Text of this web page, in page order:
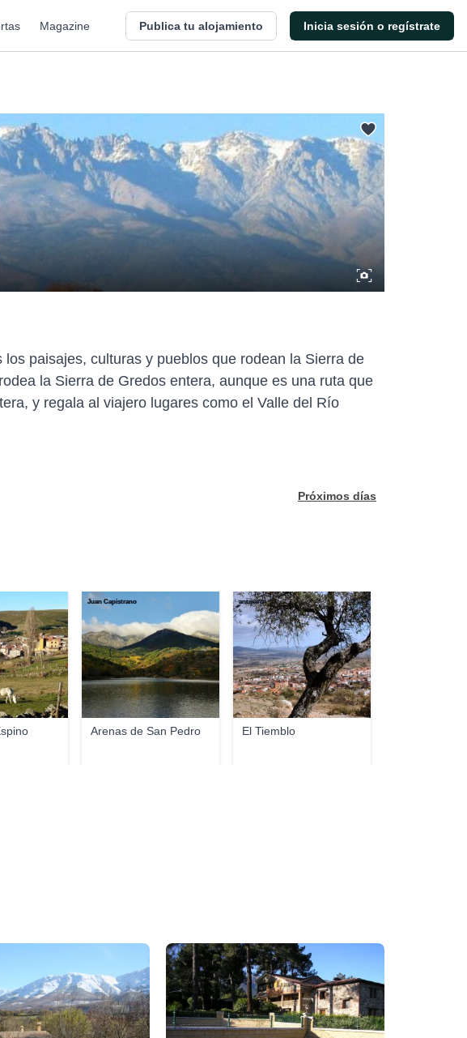
Magazine Publica tu alojamiento Inicia sesión o regístrate
paisajes, culturas y pueblos que rodean la Sierra de
la Sierra de Gredos entera, aunque es una ruta que
y regala al viajero lugares como el Valle del Río
Próximos días
Arenas de San Pedro
Juan Capistrano
El Tiemblo
antmaro